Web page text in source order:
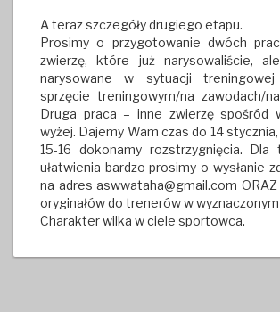
A teraz szczegóły drugiego etapu.
Prosimy o przygotowanie dwóch
zwierzę, które już narysowaliście,
narysowane w sytuacji treningowej
sprzęcie treningowym/na zawodach/
Druga praca – inne zwierzę spośród
wyżej. Dajemy Wam czas do 14
15-16 dokonamy rozstrzygnięcia. Dla
ułatwienia bardzo prosimy o wysłanie
na adres aswwataha@gmail.com
oryginałów do trenerów w
Charakter wilka w ciele sportowca.